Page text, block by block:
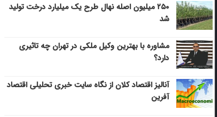
۲۵۰ میلیون اصله نهال طرح یک میلیارد درخت تولید
شد
مشاوره با بهترین وکیل ملکی در تهران چه تاثیری
دارد؟
آنالیز اقتصاد کلان از نگاه سایت خبری تحلیلی اقتصاد
آفرین